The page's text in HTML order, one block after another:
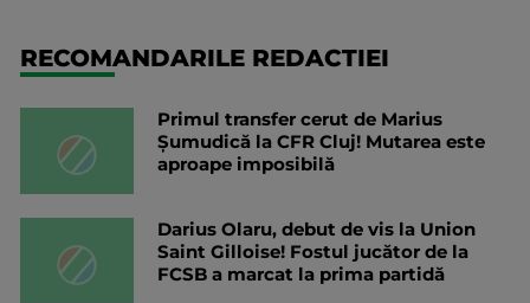
RECOMANDARILE REDACTIEI
Primul transfer cerut de Marius
Șumudică la CFR Cluj! Mutarea este
aproape imposibilă
Darius Olaru, debut de vis la Union
Saint Gilloise! Fostul jucător de la
FCSB a marcat la prima partidă